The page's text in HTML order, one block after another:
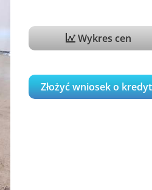
Wykres cen
Złożyć wniosek o kredyt